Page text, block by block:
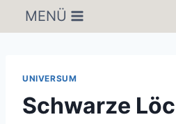
MENÜ
UNIVERSUM
Schwarze